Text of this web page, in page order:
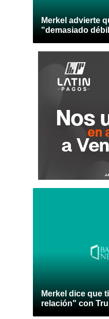
Merkel advierte
"demasiado
Merkel dice que
relación" con